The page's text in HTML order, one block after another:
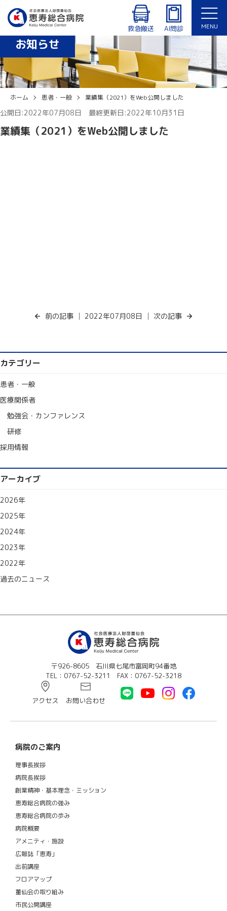
救急搬送 AI問診 MENU
診療時間：8:30〜12:30、14:00〜17:15（月〜金曜日）
外来・入院患者専用Wi-Fiあり
休診日：土曜日、日曜日、祝日、年末年始（12/29〜1/3）
English
お知らせ
ホーム 患者・一般 業績集（2021）をWeb公開しました
カテゴリー
患者・一般
医療関係者
勉強会・カンファレンス
研修
採用情報
アーカイブ
2026年
2025年
2024年
2023年
2022年
過去のニュース
公開日:2022年07月08日 最終更新日:2022年10月31日
業績集（2021）をWeb公開しました
前の記事 │ 2022年07月08日 │ 次の記事
〒926-8605 石川県七尾市富岡町94番地
TEL：0767-52-3211 FAX：0767-52-3218
アクセス お問い合わせ
病院のご案内
理事長挨拶
病院長挨拶
創業精神・基本理念・ミッション
恵寿総合病院の強み
恵寿総合病院の歩み
病院概要
アメニティ・施設
広報誌「恵寿」
出前講座
フロアマップ
董仙会の取り組み
市民公開講座